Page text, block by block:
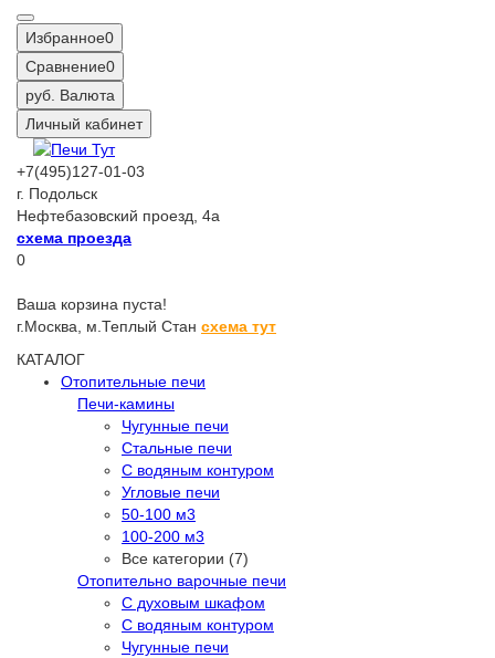
Избранное0
Сравнение0
руб. Валюта
Личный кабинет
+7(495)127-01-03
г. Подольск
Нефтебазовский проезд, 4а
схема проезда
0
Ваша корзина пуста!
г.Москва, м.Теплый Стан схема тут
КАТАЛОГ
Отопительные печи
Печи-камины
Чугунные печи
Стальные печи
С водяным контуром
Угловые печи
50-100 м3
100-200 м3
Все категории (7)
Отопительно варочные печи
С духовым шкафом
С водяным контуром
Чугунные печи